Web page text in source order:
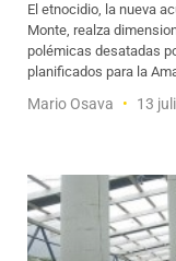
El etnocidio, la nueva
Monte, realza
polémicas desatadas
planificados para la
Mario Osava 13